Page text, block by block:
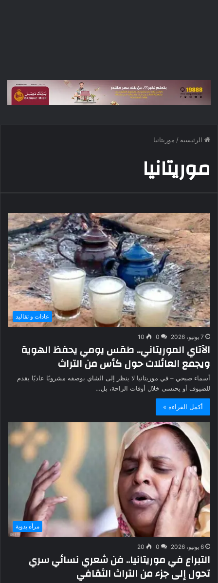
الرئيسية / موريتانيا
موريتانيا
عادات و تقاليد
7 يونيو، 2026 0
10
الآتاي الموريتاني.. طقس يومي يحفظ الهوية
ويجمع العائلات حول كأس من التراث
أسماء صبحي – في موريتانيا لا ينظر إلى الشاي بوصفه مشروبًا عاديًا يقدم
للضيوف أو يحتسى خلال أوقات الراحة، بل…
أكمل القراءة »
مرأه بدوية
6 يونيو، 2026 0
20
التبراع في موريتانيا.. فن شعري نسائي سري
تحول إلى جزء من التراث الثقافي